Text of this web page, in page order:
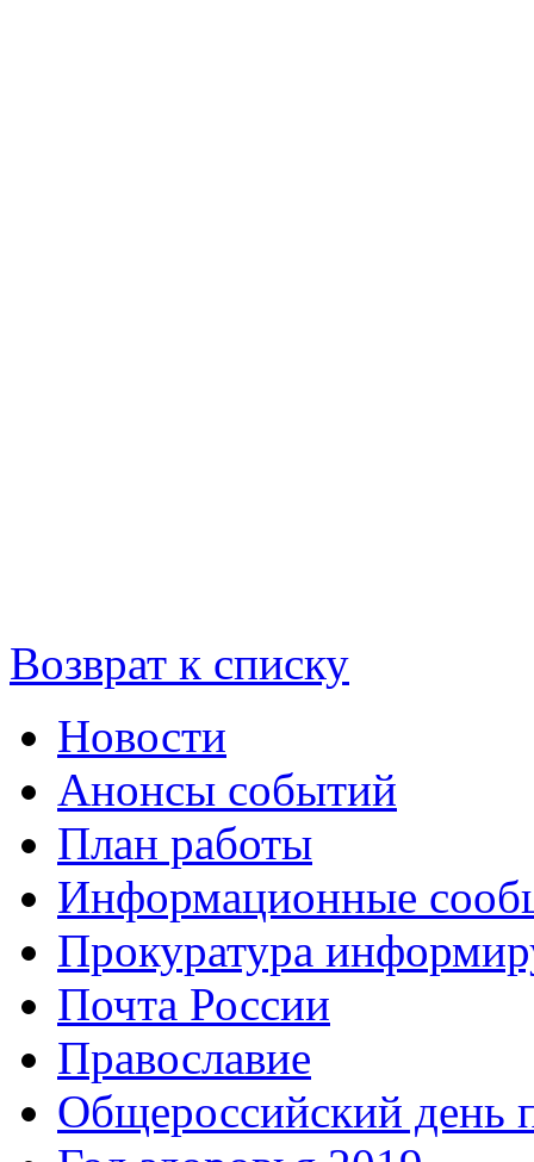
Возврат к списку
Новости
Анонсы событий
План работы
Информационные
Прокуратура
Почта России
Православие
Общероссийский день